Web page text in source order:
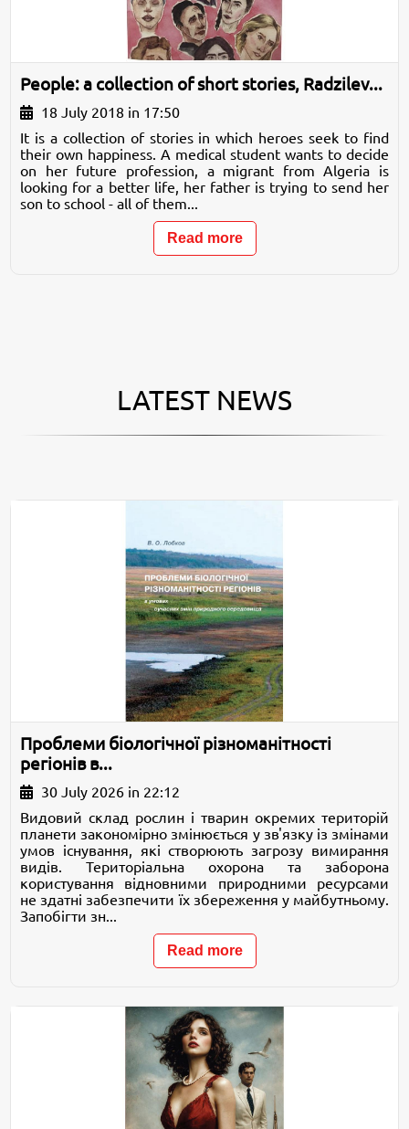
People: a collection of short stories, Radzilev...
18 July 2018 in 17:50
It is a collection of stories in which heroes seek to find
their own happiness. A medical student wants to decide
on her future profession, a migrant from Algeria is
looking for a better life, her father is trying to send her
son to school - all of them...
Read more
LATEST NEWS
Проблеми біологічної різноманітності
регіонів в...
30 July 2026 in 22:12
Видовий склад рослин і тварин окремих територій
планети закономірно змінюється у зв'язку із змінами
умов існування, які створюють загрозу вимирання
видів. Територіальна охорона та заборона
користування відновними природними ресурсами
не здатні забезпечити їх збереження у майбутньому.
Запобігти зн...
Read more